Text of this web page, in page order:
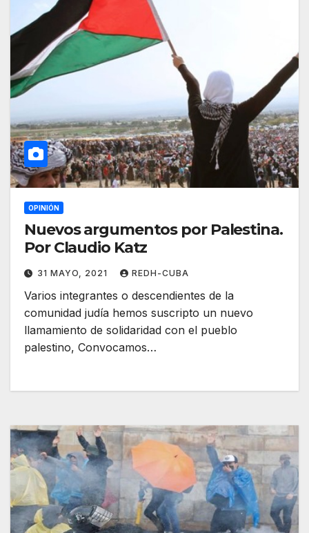
OPINIÓN
Nuevos argumentos por Palestina.
Por Claudio Katz
31 MAYO, 2021 REDH-CUBA
Varios integrantes o descendientes de la
comunidad judía hemos suscripto un nuevo
llamamiento de solidaridad con el pueblo
palestino, Convocamos…